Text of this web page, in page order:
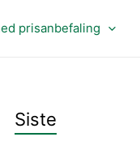
prisanbefaling
Siste